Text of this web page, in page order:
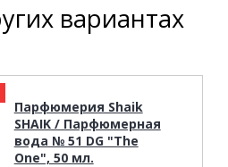
вариантах
Парфюмерия Shaik
SHAIK / Парфюмерная
вода № 51 DG "The
One", 50 мл.